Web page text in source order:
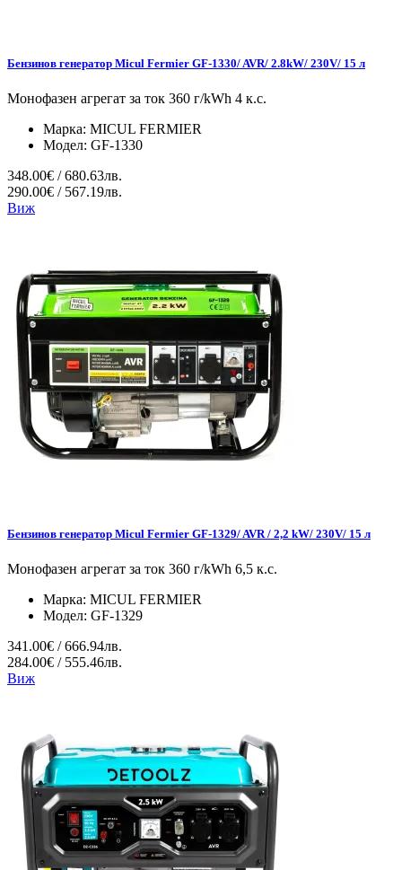
Бензинов генератор Micul Fermier GF-1330/ AVR/ 2.8kW/ 230V/ 15 л
Монофазен агрегат за ток 360 г/kWh 4 к.с.
Марка: MICUL FERMIER
Модел: GF-1330
348.00€ / 680.63лв.
290.00€ / 567.19лв.
Виж
Бензинов генератор Micul Fermier GF-1329/ AVR / 2,2 kW/ 230V/ 15 л
Монофазен агрегат за ток 360 г/kWh 6,5 к.с.
Марка: MICUL FERMIER
Модел: GF-1329
341.00€ / 666.94лв.
284.00€ / 555.46лв.
Виж